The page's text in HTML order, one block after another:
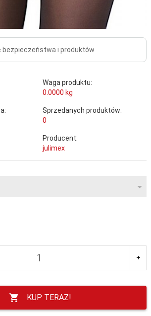
bezpieczeństwa i produktów
Waga produktu:
0.0000 kg
Sprzedanych produktów:
0
Producent:
julimex
KUP TERAZ!